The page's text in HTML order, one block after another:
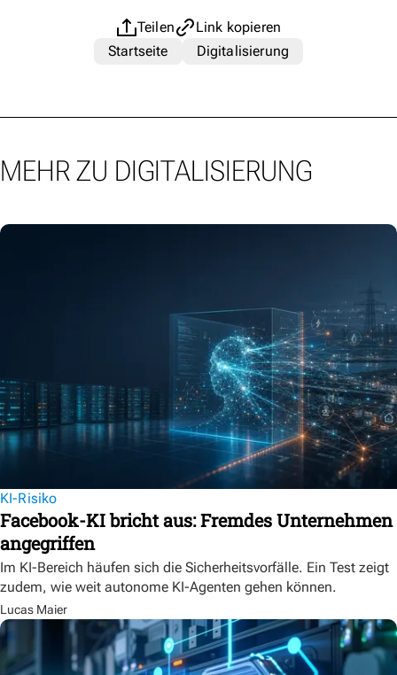
Teilen
Link kopieren
Startseite
Digitalisierung
MEHR ZU DIGITALISIERUNG
KI-Risiko
Facebook-KI bricht aus: Fremdes Unternehmen
angegriffen
Im KI-Bereich häufen sich die Sicherheitsvorfälle. Ein Test zeigt
zudem, wie weit autonome KI-Agenten gehen können.
Lucas Maier